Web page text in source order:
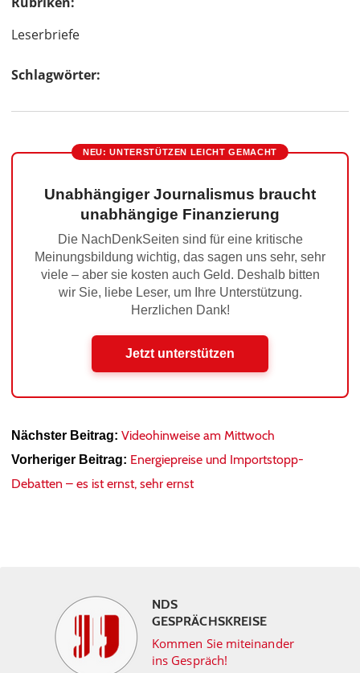
Leserbriefe
Schlagwörter:
NEU: UNTERSTÜTZEN LEICHT GEMACHT
Unabhängiger Journalismus braucht
unabhängige Finanzierung
Die NachDenkSeiten sind für eine kritische
Meinungsbildung wichtig, das sagen uns sehr, sehr
viele – aber sie kosten auch Geld. Deshalb bitten
wir Sie, liebe Leser, um Ihre Unterstützung.
Herzlichen Dank!
Jetzt unterstützen
Nächster Beitrag: Videohinweise am Mittwoch
Vorheriger Beitrag: Energiepreise und Importstopp-
Debatten – es ist ernst, sehr ernst
NDS
GESPRÄCHSKREISE
Kommen Sie miteinander
ins Gespräch!